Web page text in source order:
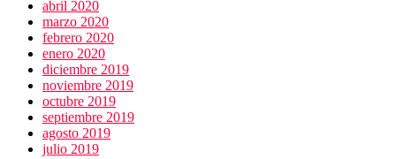
abril 2020
marzo 2020
febrero 2020
enero 2020
diciembre 2019
noviembre 2019
octubre 2019
septiembre 2019
agosto 2019
julio 2019